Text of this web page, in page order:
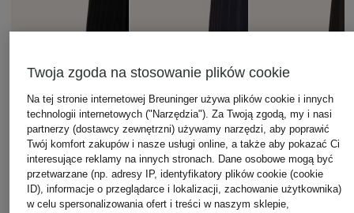
Twoja zgoda na stosowanie plików cookie
Na tej stronie internetowej Breuninger używa plików cookie i innych
technologii internetowych ("Narzędzia"). Za Twoją zgodą, my i nasi
partnerzy (dostawcy zewnętrzni) używamy narzędzi, aby poprawić
Twój komfort zakupów i nasze usługi online, a także aby pokazać Ci
interesujące reklamy na innych stronach. Dane osobowe mogą być
przetwarzane (np. adresy IP, identyfikatory plików cookie (cookie
ID), informacje o przeglądarce i lokalizacji, zachowanie użytkownika)
w celu spersonalizowania ofert i treści w naszym sklepie,